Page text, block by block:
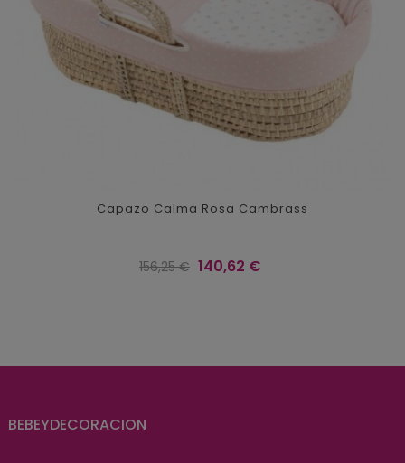
Capazo Calma Rosa Cambrass
Precio
156,25 € Precio
140,62 €
BEBEYDECORACION